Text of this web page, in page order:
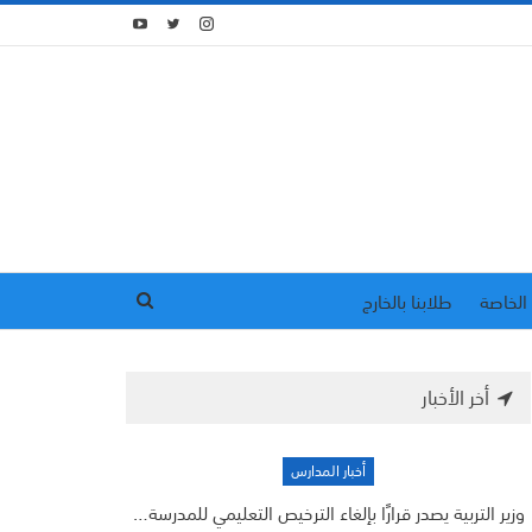
طلابنا بالخارج
أخر الأخبار
أخبار المدارس
وزير التربية يصدر قرارًا بإلغاء الترخيص التعليمي للمدرسة…